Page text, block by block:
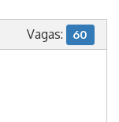
Vagas: 60